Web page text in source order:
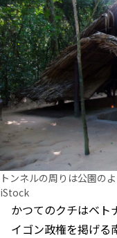
トンネルの周りは公園の
iStock
かつてのクチはベト
イゴン政権を掲げる